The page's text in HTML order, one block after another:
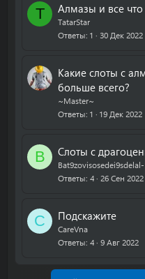
T Алмазы и все
TatarStar
Ответы 1 30 Дек 2022
Какие слоты с
больше всего?
~Master~
Ответы 1 19 Дек 2022
B Слоты с
Ответы 4 26 Сен 2022
C Подскажите
CareVna
Ответы 4 9 Авг 2022